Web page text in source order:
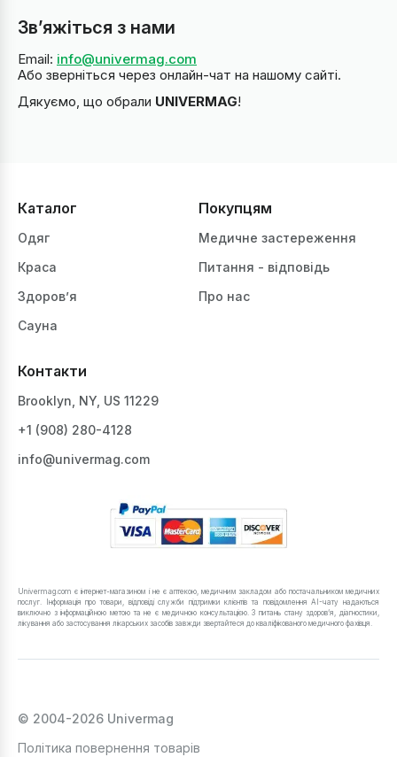
Зв’яжіться з нами
Email: info@univermag.com
Або зверніться через онлайн-чат на нашому сайті.
Дякуємо, що обрали UNIVERMAG!
Каталог
Одяг
Краса
Здоров’я
Сауна
Покупцям
Медичне застереження
Питання - відповідь
Про нас
Контакти
Brooklyn, NY, US 11229
+1 ‪(908) 280-4128‬
info@univermag.com
Univermag.com є інтернет-магазином і не є аптекою, медичним закладом або постачальником медичних
послуг. Інформація про товари, відповіді служби підтримки клієнтів та повідомлення AI-чату надаються
виключно з інформаційною метою та не є медичною консультацією. З питань стану здоров’я, діагностики,
лікування або застосування лікарських засобів завжди звертайтеся до кваліфікованого медичного фахівця.
© 2004-2026 Univermag
Політика повернення товарів